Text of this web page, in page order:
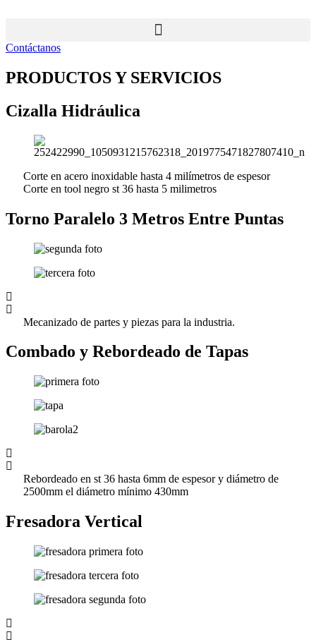
Contáctanos
PRODUCTOS Y SERVICIOS
Cizalla Hidráulica
Corte en acero inoxidable hasta 4 milímetros de espesor
Corte en tool negro st 36 hasta 5 milimetros
Torno Paralelo 3 Metros Entre Puntas
Mecanizado de partes y piezas para la industria.
Combado y Rebordeado de Tapas
Rebordeado en st 36 hasta 6mm de espesor y diámetro de
2500mm el diámetro mínimo 430mm
Fresadora Vertical